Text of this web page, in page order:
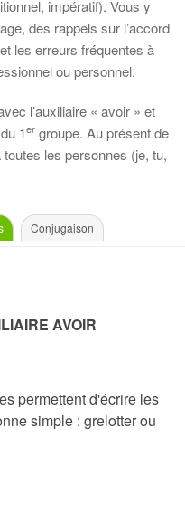
impératif). Vous y
des rappels sur l’accord
les erreurs fréquentes à
ou personnel.
l’auxiliaire « avoir » et
1er groupe. Au présent de
toutes les personnes (je, tu,
Conjugaison
AVOIR
permettent d'écrire les
simple : grelotter ou